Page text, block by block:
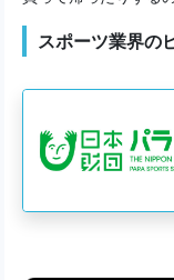
スポーツ業界の